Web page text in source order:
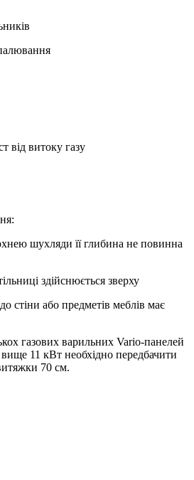
від витоку газу
шухляди її глибина не повинна
здійснюється зверху
стіни або предметів меблів має
газових варильних Vario-панелей
11 кВт необхідно передбачити
70 см.